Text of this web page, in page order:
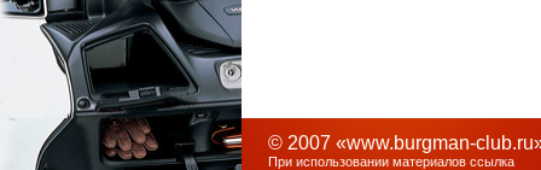
© 2007 «www.burgman-
При использовании материалов ссылка